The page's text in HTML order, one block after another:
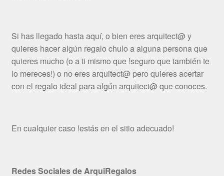
Si has llegado hasta aquí, o bien eres arquitect@ y
quieres hacer algún regalo chulo a alguna persona que
quieres mucho (o a ti mismo que !seguro que también te
lo mereces!) o no eres arquitect@ pero quieres acertar
con el regalo ideal para algún arquitect@ que conoces.
En cualquier caso !estás en el sitio adecuado!
Redes Sociales de ArquiRegalos